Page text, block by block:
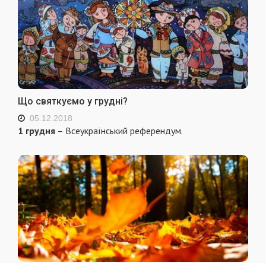
Що святкуємо у грудні?
05.12.2018
1 грудня – Всеукраїнський референдум.